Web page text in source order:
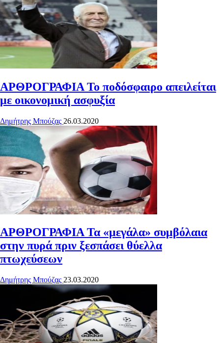
ΑΡΘΡΟΓΡΑΦΙΑ Το ποδόσφαιρο απειλείται
με οικονομική ασφυξία
Δημήτρης Μπούζας 26.03.2020
ΑΡΘΡΟΓΡΑΦΙΑΤα «μεγάλα» συμβόλαια
στην πυρά πριν ξεσπάσει θύελλα
πτωχεύσεων
Δημήτρης Μπούζας 23.03.2020